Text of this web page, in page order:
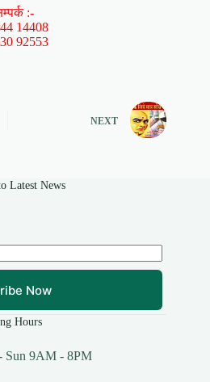
:-
14408
92553
NEXT
Latest News
Now
Hours
Sun 9AM - 8PM